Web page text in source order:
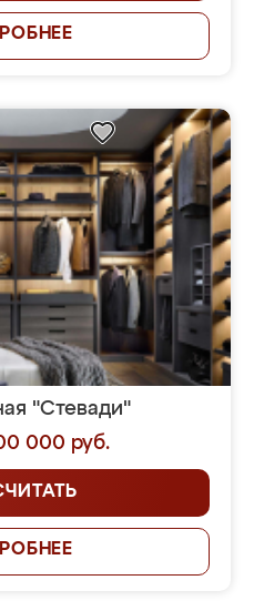
"Стевади"
000 руб.